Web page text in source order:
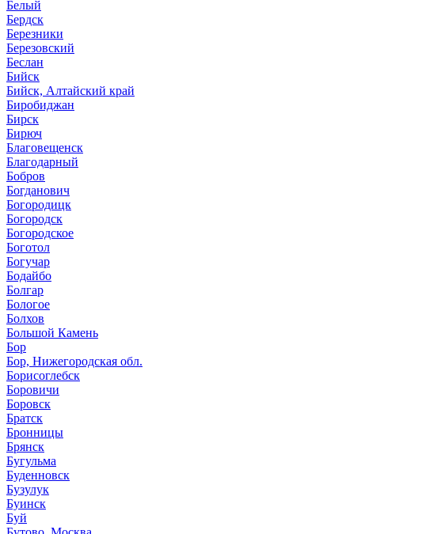
Белый
Бердск
Березники
Березовский
Беслан
Бийск
Бийск, Алтайский край
Биробиджан
Бирск
Бирюч
Благовещенск
Благодарный
Бобров
Богданович
Богородицк
Богородск
Богородское
Боготол
Богучар
Бодайбо
Болгар
Бологое
Болхов
Большой Камень
Бор
Бор, Нижегородская обл.
Борисоглебск
Боровичи
Боровск
Братск
Бронницы
Брянск
Бугульма
Буденновск
Бузулук
Буинск
Буй